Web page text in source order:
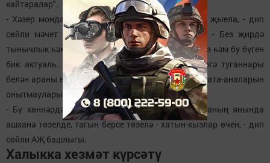
кайтаралар".
- Хәзер монда җомга намазына 50гә якын кеше җыела, - дип
сөйли мәчет имамы Ильяс хәзрәт Сөләйманов. - Без җирдә
тынычлык һәм иминлек булсын дип дога кылабыз һәм бу бүген
бик актуаль. Һәрвакытта да мәчеткә килүчеләргә туганнары
белән араны өзмәүләрен һәм бакыйлыкка күчкән ата-аналарын
онытмауларын искәртеп торам.
- Бу көннәрдә мәчет бинасы реставрацияләнә, аның янында
ашханә төзелде, тагын берсе төзелә - хатын-кызлар өчен, - дип
сөйли АҖ башлыгы.
Халыкка хезмәт күрсәтү